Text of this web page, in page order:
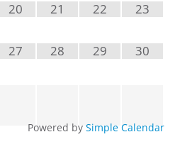
20 21 22 23
27 28 29 30
Powered by Simple Calendar